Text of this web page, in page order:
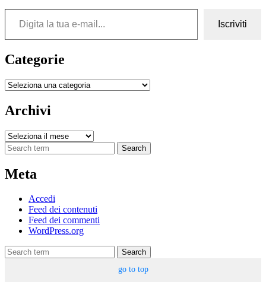
Digita la tua e-mail...
Iscriviti
Categorie
Categorie
Archivi
Archivi
Search
Meta
Accedi
Feed dei contenuti
Feed dei commenti
WordPress.org
Search
go to top